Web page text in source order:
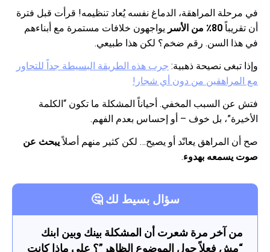
في مرحلة المراهقة، الدماغ نفسه يُعاد تنظيمه! قرأت قبل فترة
أن تقريباً 80٪ من الأسر
يواجهون خلافات مستمرة مع أبناءهم
في هذا السن. رقم ضخم؟ لكن هذا طبيعي.
وإذا تبغى نصيحة ذهبية: جرب هذه الطريقة البسيطة جداً للتحاور
مع المراهقين من دون أي شجار!
فتش عن السبب المخفي. أحياناً المشكلة ما تكون “الكلمة
الأخيرة”، بل خوف – أو إحساس بعدم الفهم.
صح أن المراهق يعانّد أو يصيح… لكن كثير منهم أصلاًيبحث عن
صوت يسمعه بهدوء.
سؤال بسيط لك 🤔
من آخر مرة شعرت أن المشكلة بينك وبين ابنك
“مش فعلاً حول الموضوع الظاهر”؟ على ماذا كانت